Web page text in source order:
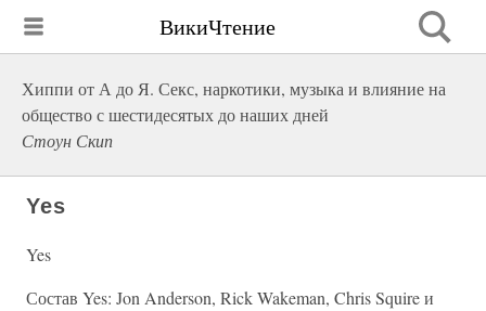
ВикиЧтение
Хиппи от А до Я. Секс, наркотики, музыка и влияние на
общество с шестидесятых до наших дней
Стоун Скип
Yes
Yes
Состав Yes: Jon Anderson, Rick Wakeman, Chris Squire и